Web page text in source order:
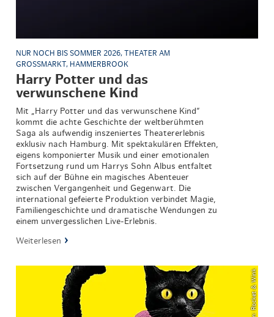
NUR NOCH BIS SOMMER 2026, THEATER AM
GROSSMARKT, HAMMERBROOK
Harry Potter und das
verwunschene Kind
Mit „Harry Potter und das verwunschene Kind“
kommt die achte Geschichte der weltberühmten
Saga als aufwendig inszeniertes Theatererlebnis
exklusiv nach Hamburg. Mit spektakulären Effekten,
eigens komponierter Musik und einer emotionalen
Fortsetzung rund um Harrys Sohn Albus entfaltet
sich auf der Bühne ein magisches Abenteuer
zwischen Vergangenheit und Gegenwart. Die
international gefeierte Produktion verbindet Magie,
Familiengeschichte und dramatische Wendungen zu
einem unvergesslichen Live-Erlebnis.
Weiterlesen